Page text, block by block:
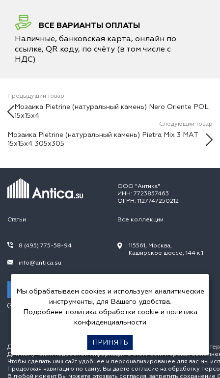
ВСЕ ВАРИАНТЫ ОПЛАТЫ
Наличные, банковская карта, онлайн по
ссылке, QR коду, по счёту (в том числе с
НДС)
Предыдущий товар
Мозаика Pietrine (натуральный камень) Nero Oriente POL
15x15x4
Следующий товар
Мозаика Pietrine (натуральный камень) Pietra Mix 3 MAT
15x15х4 305x305
ООО "Антика"
ИНН: 7723857463
ОГРН: 1127747250212
Статьи Все коллекции
8 (495) 775-58-94
info@antica.su
Заказать звонок
115561, Москва,
Каширское шоссе, 144 к.1
Пн.-Пт. 10.00-20.00,
Сб.-Вс. 10.00-18.00
Данный интернет сайт носит исключительно информационный
Для получения подробной информации о стоимости и сроках
Чтобы сделать наш сайт удобнее и персонализированее для вас мы
Продолжая навигацию по сайту, Вы даёте согласие на обработку
В любой момент Вы можете отозвать согласия, запретить сохранение
Мы обрабатываем cookies и используем аналитические
инструменты, для Вашего удобства.
Подробнее: политика обработки cookieи политика
конфиденциальности
ПРИНЯТЬ